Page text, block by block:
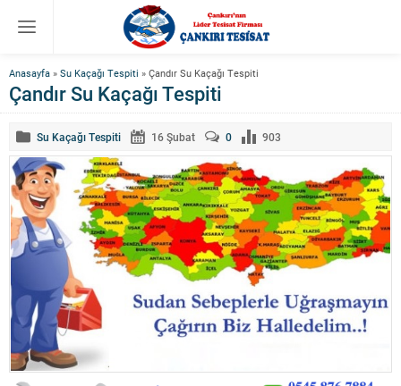
Anasayfa » Su Kaçağı Tespiti » Çandır Su Kaçağı Tespiti
Çandır Su Kaçağı Tespiti
Su Kaçağı Tespiti 16 Şubat 0 903